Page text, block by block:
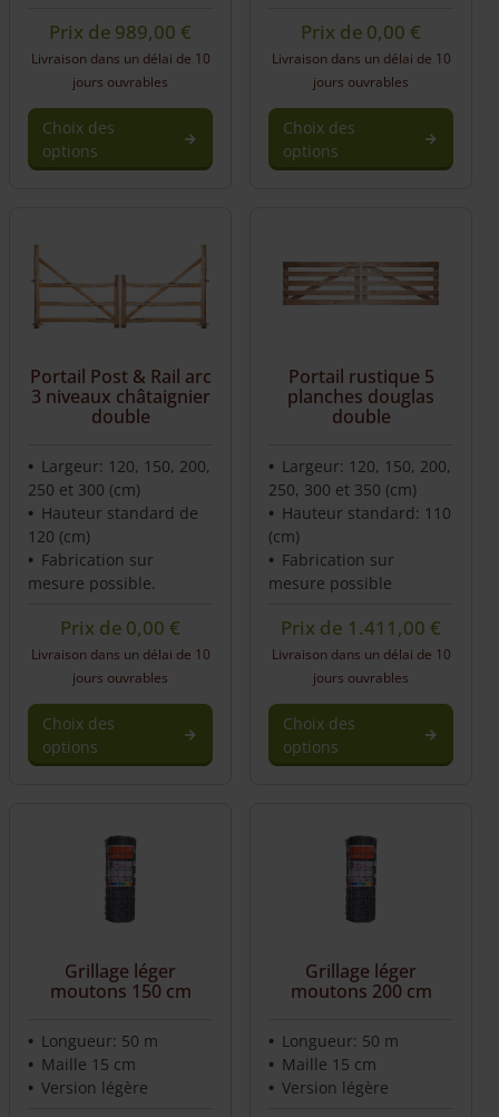
Prix de 989,00€
Livraison dans un délai de 10
jours ouvrables
Choix des
options
Prix de 0,00€
Livraison dans un délai de 10
jours ouvrables
Choix des
options
Portail Post & Rail arc
3 niveaux châtaignier
double
Largeur: 120, 150, 200,
250 et 300 (cm)
Hauteur standard de
120 (cm)
Fabrication sur
mesure possible.
Prix de 0,00€
Livraison dans un délai de 10
jours ouvrables
Choix des
options
Portail rustique 5
planches douglas
double
Largeur: 120, 150, 200,
250, 300 et 350 (cm)
Hauteur standard: 110
(cm)
Fabrication sur
mesure possible
Prix de 1.411,00 €
Livraison dans un délai de 10
jours ouvrables
Choix des
options
Grillage léger
moutons 150 cm
Longueur: 50 m
Maille 15 cm
Version légère
Grillage léger
moutons 200 cm
Longueur: 50 m
Maille 15 cm
Version légère